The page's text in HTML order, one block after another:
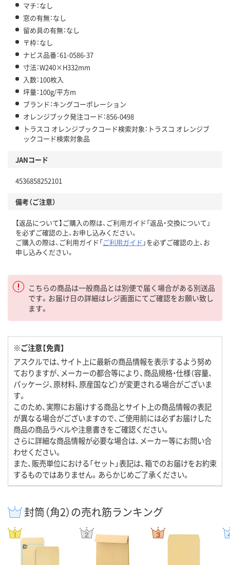
マチ：なし
窓の有無：なし
留め具の有無：なし
〒枠：なし
ナビス品番：61-0586-37
寸法：W240×H332mm
入数：100枚入
坪量：100g/平方m
ブランド：キングコーポレーション
オレンジブック発注コード：856-0498
トラスコ オレンジブックコード検索対象：トラスコ オレンジブ
ックコード検索対象品
JANコード
4536858252101
備考（ご注意）
【返品について】ご購入の際は、ご利用ガイド「返品・交換について」
を必ずご確認の上、お申し込みください。
ご購入の際は、ご利用ガイド「ご利用ガイド 」を必ずご確認の上、お
申し込みください。
こちらの商品は一般商品とは別便で届く場合がある別送品
です。お届け日の詳細はレジ画面にてご確認をお願い致し
ます。
※ご注意【免責】
アスクルでは、サイト上に最新の商品情報を表示するよう努め
ておりますが、メーカーの都合等により、商品規格・仕様（容量、
パッケージ、原材料、原産国など）が変更される場合がございま
す。
このため、実際にお届けする商品とサイト上の商品情報の表記
が異なる場合がございますので、ご使用前には必ずお届けした
商品の商品ラベルや注意書きをご確認ください。
さらに詳細な商品情報が必要な場合は、メーカー等にお問い合
わせください。
また、販売単位における「セット」表記は、箱でのお届けをお約束
するものではありません。あらかじめご了承ください。
封筒（角2）の売れ筋ランキング